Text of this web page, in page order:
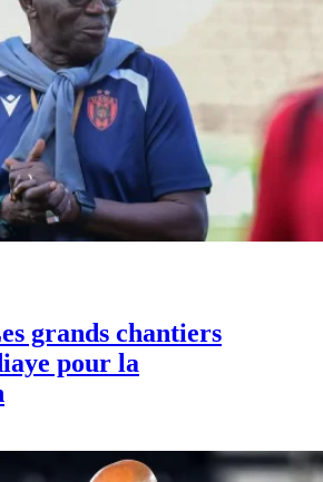
grands chantiers
pour la